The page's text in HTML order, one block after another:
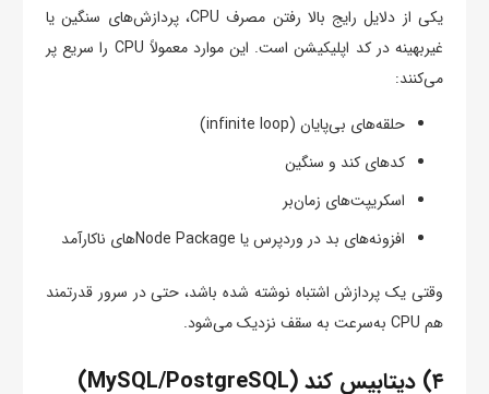
یکی از دلایل رایج بالا رفتن مصرف CPU، پردازش‌های سنگین یا
غیربهینه در کد اپلیکیشن است. این موارد معمولاً CPU را سریع پر
می‌کنند:
حلقه‌های بی‌پایان (infinite loop)
کدهای کند و سنگین
اسکریپت‌های زمان‌بر
افزونه‌های بد در وردپرس یا Node Packageهای ناکارآمد
وقتی یک پردازش اشتباه نوشته شده باشد، حتی در سرور قدرتمند
هم CPU به‌سرعت به سقف نزدیک می‌شود.
۴) دیتابیس کند (MySQL/PostgreSQL)